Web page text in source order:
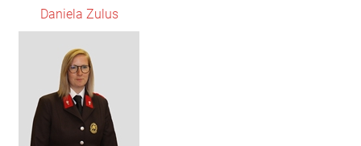
Daniela Zulus